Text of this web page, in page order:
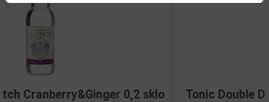
sklo
Tonic Double Dutch